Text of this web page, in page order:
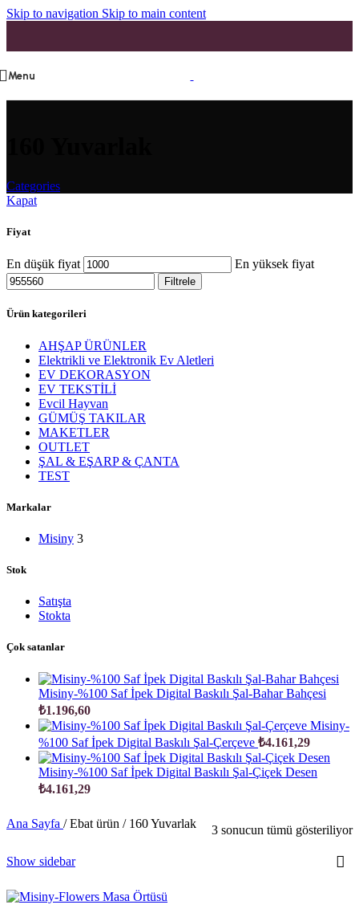
Skip to navigation Skip to main content
Menu
Categories
Kapat
Fiyat
En düşük fiyat En yüksek fiyat
Filtrele
Ürün kategorileri
AHŞAP ÜRÜNLER
Elektrikli ve Elektronik Ev Aletleri
EV DEKORASYON
EV TEKSTİLİ
Evcil Hayvan
GÜMÜŞ TAKILAR
MAKETLER
OUTLET
ŞAL & EŞARP & ÇANTA
TEST
Markalar
Misiny 3
Stok
Satışta
Stokta
Çok satanlar
Misiny-%100 Saf İpek Digital Baskılı Şal-Bahar Bahçesi
₺1.196,60
Misiny-
%100 Saf İpek Digital Baskılı Şal-Çerçeve ₺4.161,29
Misiny-%100 Saf İpek Digital Baskılı Şal-Çiçek Desen
₺4.161,29
Ana Sayfa / Ebat ürün / 160 Yuvarlak 3 sonucun tümü gösteriliyor
Show sidebar